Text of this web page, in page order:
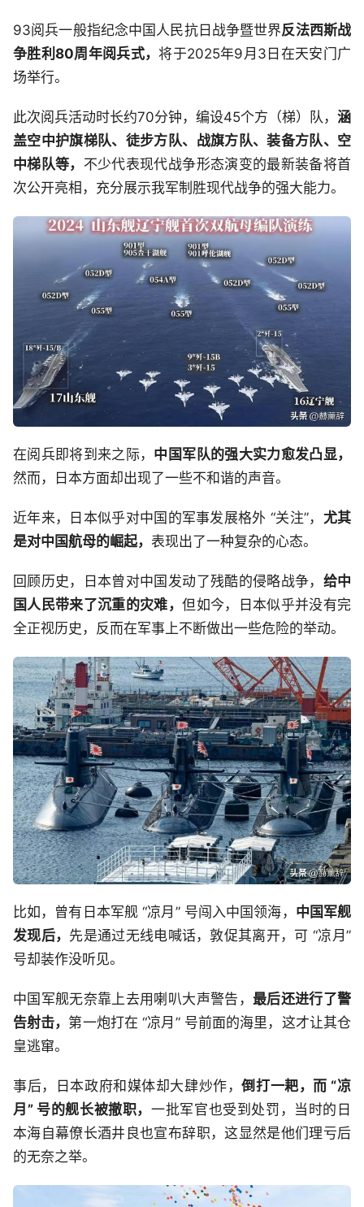
93阅兵一般指纪念中国人民抗日战争暨世界反法西斯战
争胜利80周年阅兵式， 将于2025年9月3日在天安门广
场举行。
此次阅兵活动时长约70分钟，编设45个方（梯）队， 涵
盖空中护旗梯队、徒步方队、战旗方队、装备方队、空
中梯队等， 不少代表现代战争形态演变的最新装备将首
次公开亮相，充分展示我军制胜现代战争的强大能力。
在阅兵即将到来之际， 中国军队的强大实力愈发凸显，
然而，日本方面却出现了一些不和谐的声音。
近年来，日本似乎对中国的军事发展格外 “关注”， 尤其
是对中国航母的崛起， 表现出了一种复杂的心态。
回顾历史，日本曾对中国发动了残酷的侵略战争， 给中
国人民带来了沉重的灾难，但如今，日本似乎并没有完
全正视历史，反而在军事上不断做出一些危险的举动。
比如，曾有日本军舰 “凉月” 号闯入中国领海， 中国军舰
发现后， 先是通过无线电喊话，敦促其离开，可 “凉月”
号却装作没听见。
中国军舰无奈靠上去用喇叭大声警告， 最后还进行了警
告射击， 第一炮打在 “凉月” 号前面的海里，这才让其仓
皇逃窜。
事后，日本政府和媒体却大肆炒作，倒打一耙，而 “凉
月” 号的舰长被撤职，一批军官也受到处罚，当时的日
本海自幕僚长酒井良也宣布辞职，这显然是他们理亏后
的无奈之举。